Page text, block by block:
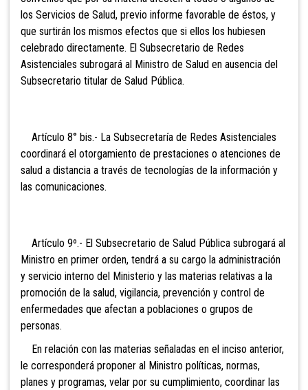
los Servicios de Salud, previo informe favorable de éstos, y
que surtirán los mismos efectos que si ellos los hubiesen
celebrado directamente. El Subsecretario de Redes
Asistenciales subrogará al Ministro de Salud en ausencia del
Subsecretario titular de Salud Pública.
Artículo 8° bis.- La Subsecretaría de Redes Asistenciales
coordinará el otorgamiento de prestaciones o atenciones de
salud a distancia a través de tecnologías de la información y
las comunicaciones.
Artículo 9º.- El Subsecretario de Salud Pública subrogará al
Ministro en primer orden, tendrá a su cargo la administración
y servicio interno del Ministerio y las materias relativas a la
promoción de la salud, vigilancia, prevención y control de
enfermedades que afectan a poblaciones o grupos de
personas.
En relación con las materias señaladas en el inciso anterior,
le corresponderá proponer al Ministro políticas, normas,
planes y programas, velar por su cumplimiento, coordinar las